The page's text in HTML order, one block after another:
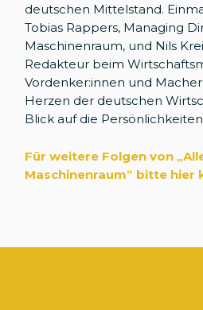
deutschen Mittelstand.
Tobias Rappers, Managing
Maschinenraum, und Nils
Redakteur beim
Vordenker:innen und
Herzen der deutschen
Blick auf die
Für weitere Folgen von
Maschinenraum“ bitte hier